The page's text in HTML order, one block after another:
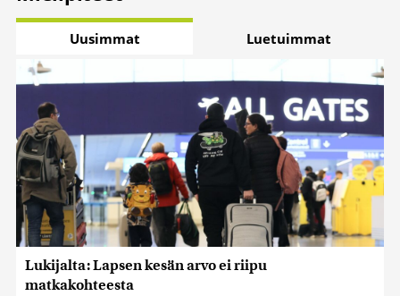
Uusimmat Luetuimmat
Lukijalta: Lapsen kesän arvo ei riipu
matkakohteesta